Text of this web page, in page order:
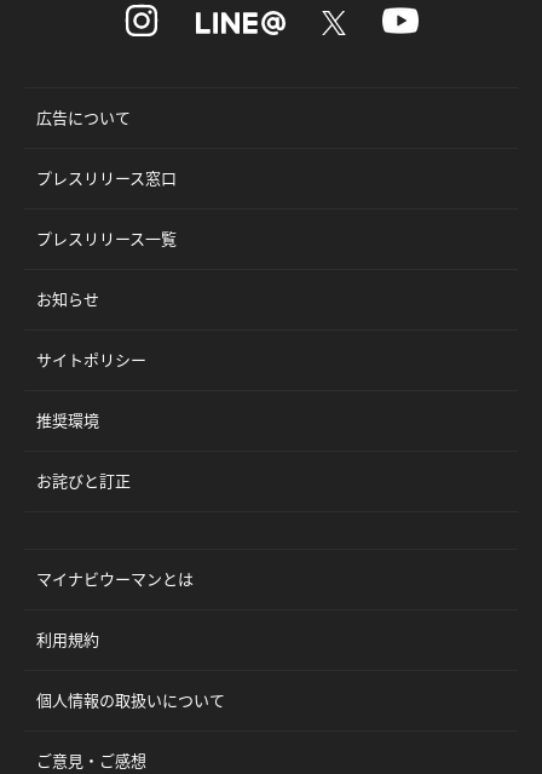
広告について
プレスリリース窓口
プレスリリース一覧
お知らせ
サイトポリシー
推奨環境
お詫びと訂正
マイナビウーマンとは
利用規約
個人情報の取扱いについて
ご意見・ご感想